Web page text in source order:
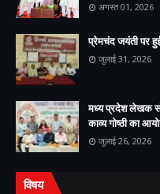
अगस्त 01, 2026
प्रेमचंद जयंती पर हुई
जुलाई 31, 2026
मध्य प्रदेश लेखक
काव्य गोष्ठी का
जुलाई 26, 2026
विषय